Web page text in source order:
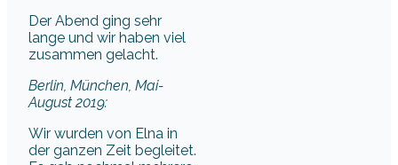
Der Abend ging sehr
lange und wir haben viel
zusammen gelacht.
Berlin, München, Mai-
August 2019:
Wir wurden von Elna in
der ganzen Zeit begleitet.